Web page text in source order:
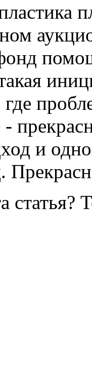
и
статья?